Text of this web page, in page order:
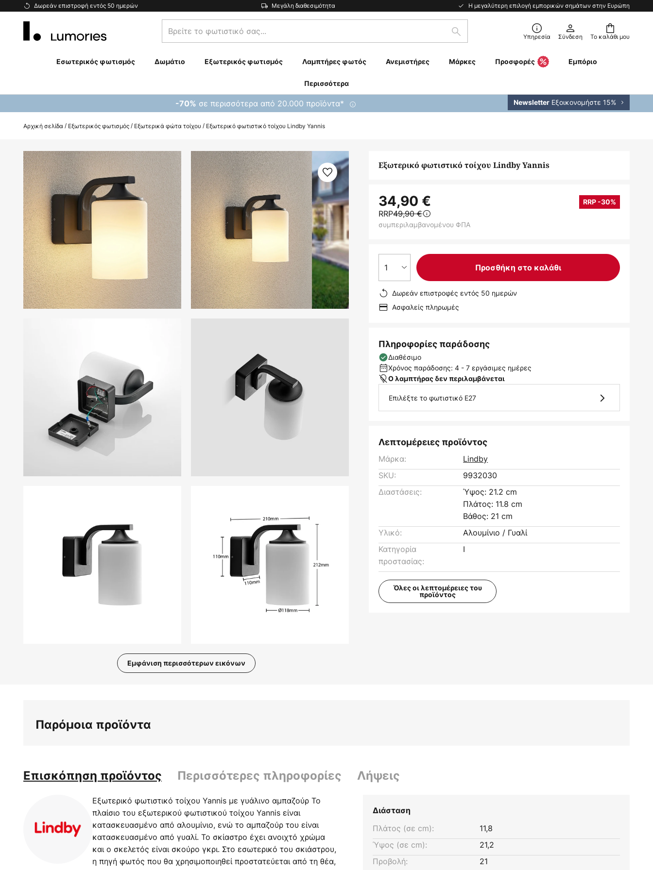
Δωρεάν επιστροφή εντός 50 ημερών Μεγάλη διαθεσιμότητα Η μεγαλύτερη επιλογή εμπορικών σημάτων στην Ευρώπη
Μετάβαση
Το καλάθι μου
Βρείτε
το
σας...
Αναζήτηση Υπηρεσία Σύνδεση
Εσωτερικός φωτισμός Δωμάτιο Εξωτερικός φωτισμός Λαμπτήρες φωτός Ανεμιστήρες Μάρκες Προσφορές Εμπόριο
Περισσότερα
-70% σε περισσότερα από 20.000 προϊόντα* Newsletter Εξοικονομήστε 15%
Αρχική σελίδα Εξωτερικός φωτισμός Εξωτερικά φώτα τοίχου Εξωτερικό φωτιστικό τοίχου Lindby Yannis
Μετάβαση
στο
τέλος
της
συλλογής
εικόνων
Εμφάνιση περισσότερων εικόνων
συλλογής
Εξωτερικό φωτιστικό τοίχου Lindby Yannis
34,90 € RRP -30%
RRP49,90 €
συμπεριλαμβανομένου ΦΠΑ
1 Προσθήκη στο καλάθι
Δωρεάν επιστροφές εντός 50 ημερών
Ασφαλείς πληρωμές
Πληροφορίες παράδοσης
Διαθέσιμο
Χρόνος παράδοσης: 4 - 7 εργάσιμες ημέρες
Ο λαμπτήρας δεν περιλαμβάνεται
Επιλέξτε το φωτιστικό E27
Λεπτομέρειες προϊόντος
Μάρκα:
Lindby
SKU:
9932030
Διαστάσεις:
Ύψος: 21.2 cm
Πλάτος: 11.8 cm
Βάθος: 21 cm
Υλικό:
Αλουμίνιο / Γυαλί
Κατηγορία
προστασίας:
I
Όλες οι λεπτομέρειες του
προϊόντος
Παρόμοια προϊόντα
Επισκόπηση προϊόντος Περισσότερες πληροφορίες Λήψεις
Εξωτερικό φωτιστικό τοίχου Yannis με γυάλινο αμπαζούρ Το
πλαίσιο του εξωτερικού φωτιστικού τοίχου Yannis είναι
κατασκευασμένο από αλουμίνιο, ενώ το αμπαζούρ του είναι
κατασκευασμένο από γυαλί. Το σκίαστρο έχει ανοιχτό χρώμα
και ο σκελετός είναι σκούρο γκρι. Στο εσωτερικό του σκιάστρου,
η πηγή φωτός που θα χρησιμοποιηθεί προστατεύεται από τη θέα,
Διάσταση
Πλάτος (σε cm):
11,8
Ύψος (σε cm):
21,2
Προβολή:
21